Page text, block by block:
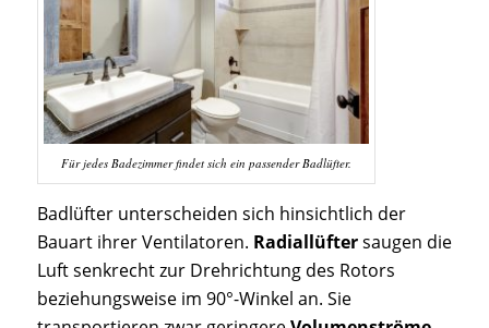
Für jedes Badezimmer findet sich ein passender Badlüfter.
Badlüfter unterscheiden sich hinsichtlich der
Bauart ihrer Ventilatoren. Radiallüftersaugen die
Luft senkrecht zur Drehrichtung des Rotors
beziehungsweise im 90°-Winkel an. Sie